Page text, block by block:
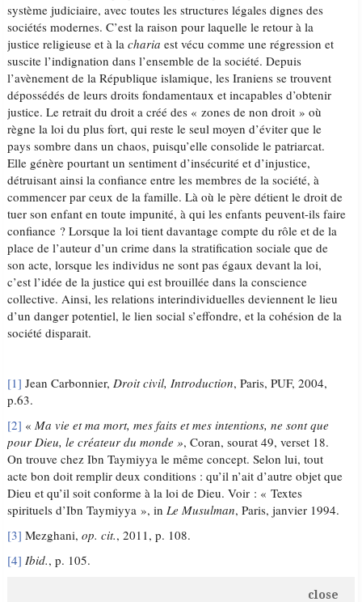
système judiciaire, avec toutes les structures légales dignes des
sociétés modernes. C’est la raison pour laquelle le retour à la
justice religieuse et à lacharia est vécu comme une régression et
suscite l’indignation dans l’ensemble de la société. Depuis
l’avènement de la République islamique, les Iraniens se trouvent
dépossédés de leurs droits fondamentaux et incapables d’obtenir
justice. Le retrait du droit a créé des « zones de non droit » où
règne la loi du plus fort, qui reste le seul moyen d’éviter que le
pays sombre dans un chaos, puisqu’elle consolide le patriarcat.
Elle génère pourtant un sentiment d’insécurité et d’injustice,
détruisant ainsi la confiance entre les membres de la société, à
commencer par ceux de la famille. Là où le père détient le droit de
tuer son enfant en toute impunité, à qui les enfants peuvent-ils faire
confiance ? Lorsque la loi tient davantage compte du rôle et de la
place de l’auteur d’un crime dans la stratification sociale que de
son acte, lorsque les individus ne sont pas égaux devant la loi,
c’est l’idée de la justice qui est brouillée dans la conscience
collective. Ainsi, les relations interindividuelles deviennent le lieu
d’un danger potentiel, le lien social s’effondre, et la cohésion de la
société disparait.
[1] Jean Carbonnier,Droit civil, Introduction, Paris, PUF, 2004,
p.63.
[2] « Ma vie et ma mort, mes faits et mes intentions, ne sont que
pour Dieu, le créateur du monde », Coran, sourat 49, verset 18.
On trouve chez Ibn Taymiyya le même concept. Selon lui, tout
acte bon doit remplir deux conditions : qu’il n’ait d’autre objet que
Dieu et qu’il soit conforme à la loi de Dieu. Voir : « Textes
spirituels d’Ibn Taymiyya », inLe Musulman, Paris, janvier 1994.
[3] Mezghani,op. cit., 2011, p. 108.
[4] Ibid., p. 105.
close